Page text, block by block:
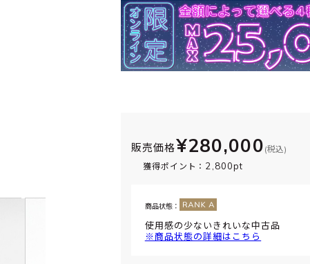
販売価格¥280,000 (税込)
獲得ポイント： 2,800pt
商品状態：
使用感の少ないきれいな中古品
※商品状態の詳細はこちら